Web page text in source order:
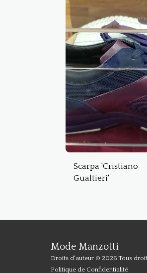
Scarpa 'Cristiano
Gualtieri'
Mode Manzotti
Droits d'auteur © 2026 Tous
Politique de Confidentialité